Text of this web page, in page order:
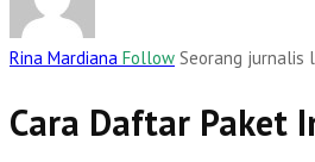
Rina Mardiana Follow Seorang jurnalis
Cara Daftar Paket